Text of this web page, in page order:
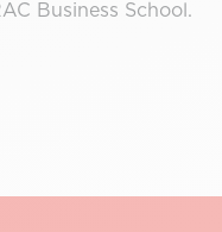
Business School.